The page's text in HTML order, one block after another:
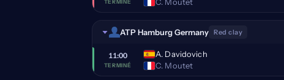
TERMINÉ
ATP Hamburg Germany Red clay
11:00
TERMINÉ
A. Davidovich
C. Moutet